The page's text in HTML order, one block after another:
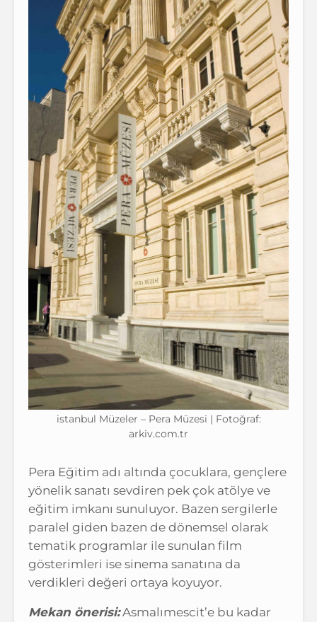
istanbul Müzeler – Pera Müzesi | Fotoğraf:
arkiv.com.tr
Pera Eğitim adı altında çocuklara, gençlere
yönelik sanatı sevdiren pek çok atölye ve
eğitim imkanı sunuluyor. Bazen sergilerle
paralel giden bazen de dönemsel olarak
tematik programlar ile sunulan film
gösterimleri ise sinema sanatına da
verdikleri değeri ortaya koyuyor.
Mekan önerisi:Asmalımescit’e bu kadar